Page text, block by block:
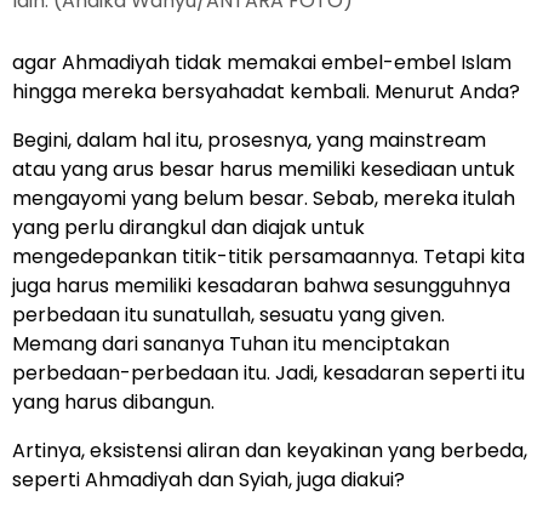
agar Ahmadiyah tidak memakai embel-embel Islam
hingga mereka bersyahadat kembali. Menurut Anda?
Begini, dalam hal itu, prosesnya, yang mainstream
atau yang arus besar harus memiliki kesediaan untuk
mengayomi yang belum besar. Sebab, mereka itulah
yang perlu dirangkul dan diajak untuk
mengedepankan titik-titik persamaannya. Tetapi kita
juga harus memiliki kesadaran bahwa sesungguhnya
perbedaan itu sunatullah, sesuatu yang given.
Memang dari sananya Tuhan itu menciptakan
perbedaan-perbedaan itu. Jadi, kesadaran seperti itu
yang harus dibangun.
Artinya, eksistensi aliran dan keyakinan yang berbeda,
seperti Ahmadiyah dan Syiah, juga diakui?